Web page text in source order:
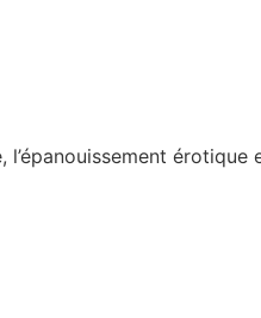
érotique